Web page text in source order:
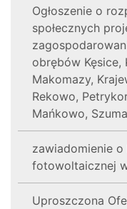
Ogłoszenie o
społecznych
obrębów Kęsice,
Makomazy,
Rekowo,
Mańkowo,
zawiadomienie
fotowoltaicznej
Uproszczona